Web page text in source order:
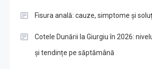
Fisura anală: cauze, simptome și
Cotele Dunării la Giurgiu în 2026:
și tendințe pe săptămână